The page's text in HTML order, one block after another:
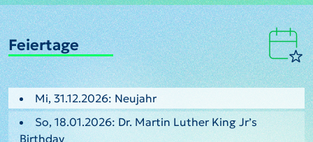
Feiertage
Mi, 31.12.2026: Neujahr
So, 18.01.2026: Dr. Martin Luther King Jr’s
Birthday